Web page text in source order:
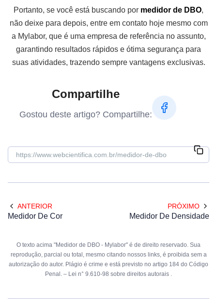
Portanto, se você está buscando por medidor de DBO,
não deixe para depois, entre em contato hoje mesmo com
a Mylabor, que é uma empresa de referência no assunto,
garantindo resultados rápidos e ótima segurança para
suas atividades, trazendo sempre vantagens exclusivas.
Compartilhe
Gostou deste artigo? Compartilhe:
ANTERIOR
Medidor De Cor
PRÓXIMO
Medidor De Densidade
O texto acima "Medidor de DBO - Mylabor" é de direito reservado. Sua
reprodução, parcial ou total, mesmo citando nossos links, é proibida sem a
autorização do autor. Plágio é crime e está previsto no artigo 184 do Código
Penal. – Lei n° 9.610-98 sobre direitos autorais .